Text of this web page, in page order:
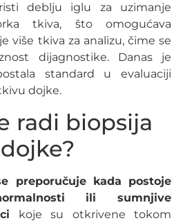
deblju iglu za uzimanje
tkiva, što omogućava
više tkiva za analizu, čime se
dijagnostike. Danas je
standard u evaluaciji
dojke.
radi biopsija
dojke?
preporučuje kada postoje
ili sumnjive
koje su otkrivene tokom